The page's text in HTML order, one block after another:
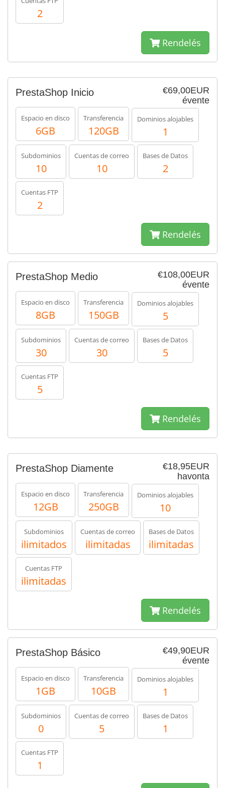
2
Rendelés
€69,00EUR
évente
PrestaShop Inicio
Espacio en disco
6GB
Transferencia
120GB
Dominios alojables
1
Subdominios
10
Cuentas de correo
10
Bases de Datos
2
Cuentas FTP
2
Rendelés
€108,00EUR
évente
PrestaShop Medio
Espacio en disco
8GB
Transferencia
150GB
Dominios alojables
5
Subdominios
30
Cuentas de correo
30
Bases de Datos
5
Cuentas FTP
5
Rendelés
€18,95EUR
havonta
PrestaShop Diamente
Espacio en disco
12GB
Transferencia
250GB
Dominios alojables
10
Subdominios
ilimitados
Cuentas de correo
ilimitadas
Bases de Datos
ilimitadas
Cuentas FTP
ilimitadas
Rendelés
€49,90EUR
évente
PrestaShop Básico
Espacio en disco
1GB
Transferencia
10GB
Dominios alojables
1
Subdominios
0
Cuentas de correo
5
Bases de Datos
1
Cuentas FTP
1